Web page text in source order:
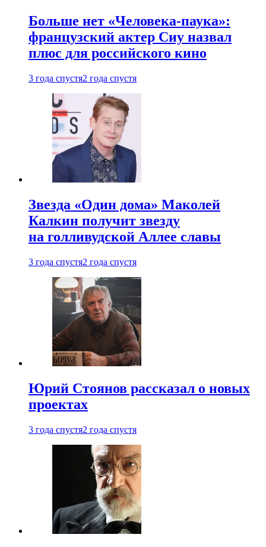
Больше нет «Человека-паука»:
французский актер Сиу назвал
плюс для российского кино
3 года спустя2 года спустя
Звезда «Один дома» Маколей
Калкин получит звезду
на голливудской Аллее славы
3 года спустя2 года спустя
Юрий Стоянов рассказал о новых
проектах
3 года спустя2 года спустя